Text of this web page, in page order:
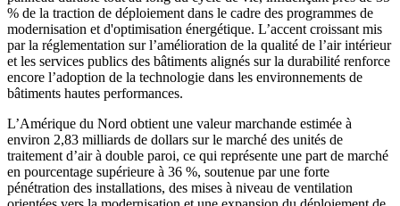
% de la traction de déploiement dans le cadre des programmes de
modernisation et d'optimisation énergétique. L’accent croissant mis
par la réglementation sur l’amélioration de la qualité de l’air intérieur
et les services publics des bâtiments alignés sur la durabilité renforce
encore l’adoption de la technologie dans les environnements de
bâtiments hautes performances.
L’Amérique du Nord obtient une valeur marchande estimée à
environ 2,83 milliards de dollars sur le marché des unités de
traitement d’air à double paroi, ce qui représente une part de marché
en pourcentage supérieure à 36 %, soutenue par une forte
pénétration des installations, des mises à niveau de ventilation